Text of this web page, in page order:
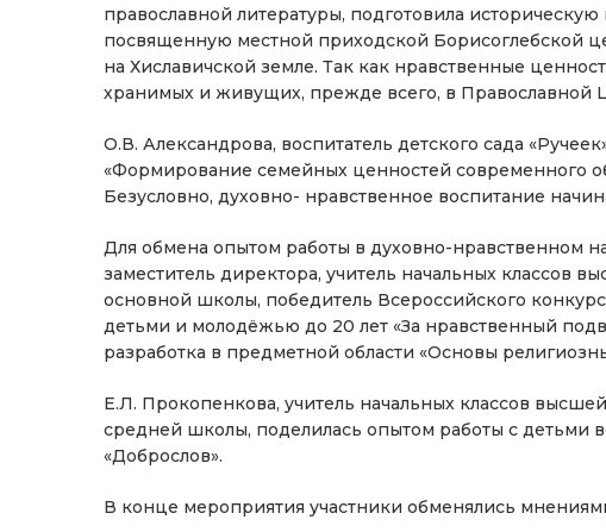
православной литературы, подготовила
посвященную местной приходской Борисоглебской
на Хиславичской земле. Так как нравственные
хранимых и живущих, прежде всего, в Православной
О.В. Александрова, воспитатель детского сада
«Формирование семейных ценностей современного
Безусловно, духовно- нравственное воспитание
Для обмена опытом работы в духовно-нравственном
заместитель директора, учитель начальных классов
основной школы, победитель Всероссийского
детьми и молодёжью до 20 лет «За нравственный
разработка в предметной области «Основы
Е.Л. Прокопенкова, учитель начальных классов
средней школы, поделилась опытом работы с детьми
«Доброслов».
В конце мероприятия участники обменялись